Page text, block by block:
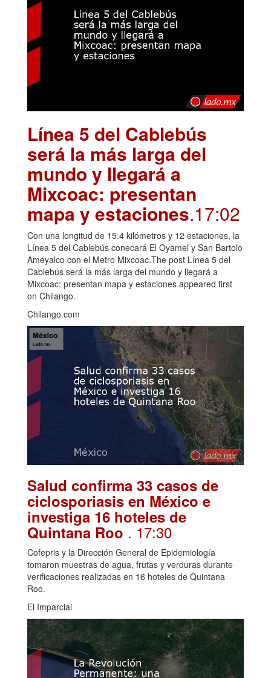
Línea 5 del Cablebús
será la más larga del
mundo y llegará a
Mixcoac: presentan
mapa y estaciones.17:02
Con una longitud de 15.4 kilómetros y 12 estaciones, la
Línea 5 del Cablebús conecará El Oyamel y San Bartolo
Ameyalco con el Metro Mixcoac.The post Línea 5 del
Cablebús será la más larga del mundo y llegará a
Mixcoac: presentan mapa y estaciones appeared first
on Chilango.
Chilango.com
Salud confirma 33 casos de
ciclosporiasis en México e
investiga 16 hoteles de
Quintana Roo . 17:30
Cofepris y la Dirección General de Epidemiología
tomaron muestras de agua, frutas y verduras durante
verificaciones realizadas en 16 hoteles de Quintana
Roo.
El Imparcial